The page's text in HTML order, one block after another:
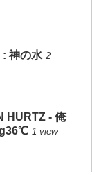
: 神の水 2
HURTZ - 俺
1 view